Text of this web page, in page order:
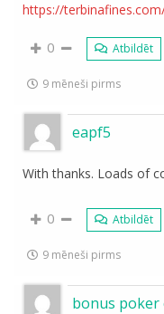
https://
0 Atbildēt
9 mēneši pirms
eapf5
With thanks. Loads of
0 Atbildēt
9 mēneši pirms
bonus poker